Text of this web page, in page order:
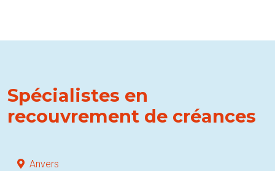
Spécialistes en
recouvrement de créances
Anvers